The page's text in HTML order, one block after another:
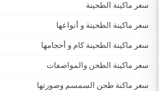
سعر ماكينة الطحينة
سعر ماكينة الطحينة و أنواعها
سعر ماكينة الطحينة كام و أحجامها
سعر ماكينة الطحن والمواصفات
سعر ماكنة طحن السمسم وصورتها